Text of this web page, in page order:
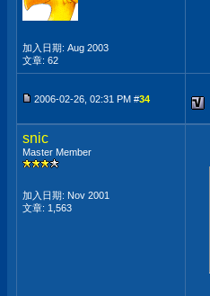
加入日期: Aug 2003
文章: 62
2006-02-26, 02:31 PM #34
snic
Master Member
加入日期: Nov 2001
文章: 1,563